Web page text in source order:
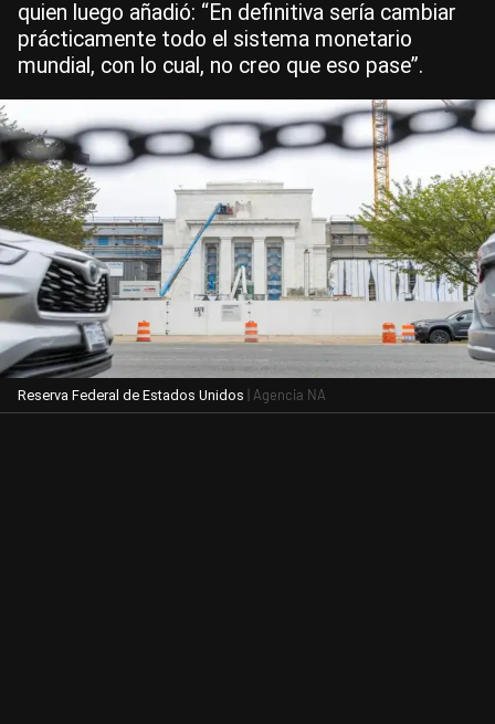
quien luego añadió: “En definitiva sería cambiar
prácticamente todo el sistema monetario
mundial, con lo cual, no creo que eso pase”.
Reserva Federal de Estados Unidos | Agencia NA